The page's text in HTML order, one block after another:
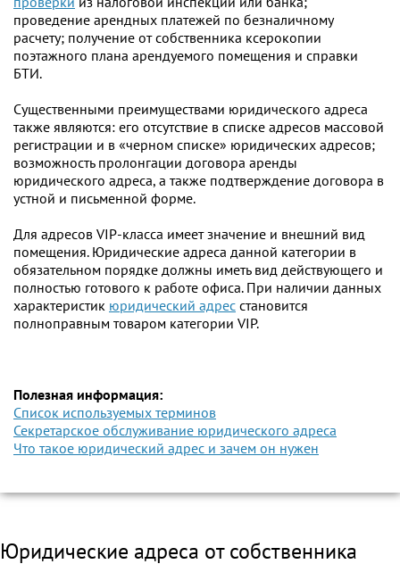
проведение арендных платежей по безналичному
расчету; получение от собственника ксерокопии
поэтажного плана арендуемого помещения и справки
БТИ.
Существенными преимуществами юридического адреса
также являются: его отсутствие в списке адресов массовой
регистрации и в «черном списке» юридических адресов;
возможность пролонгации договора аренды
юридического адреса, а также подтверждение договора в
устной и письменной форме.
Для адресов VIP-класса имеет значение и внешний вид
помещения. Юридические адреса данной категории в
обязательном порядке должны иметь вид действующего и
полностью готового к работе офиса. При наличии данных
характеристик юридический адрес становится
полноправным товаром категории VIP.
Полезная информация:
Список используемых терминов
Секретарское обслуживание юридического адреса
Что такое юридический адрес и зачем он нужен
Юридические адреса от собственника